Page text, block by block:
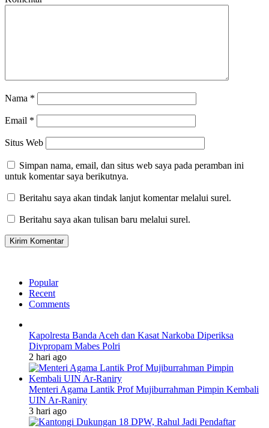
Nama *
Email *
Situs Web
Simpan nama, email, dan situs web saya pada peramban ini
untuk komentar saya berikutnya.
Beritahu saya akan tindak lanjut komentar melalui surel.
Beritahu saya akan tulisan baru melalui surel.
Popular
Recent
Comments
Kapolresta Banda Aceh dan Kasat Narkoba Diperiksa
Divpropam Mabes Polri
2 hari ago
Menteri Agama Lantik Prof Mujiburrahman Pimpin Kembali
UIN Ar-Raniry
3 hari ago